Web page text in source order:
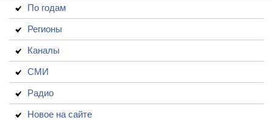
По годам
Регионы
Каналы
СМИ
Радио
Новое на сайте